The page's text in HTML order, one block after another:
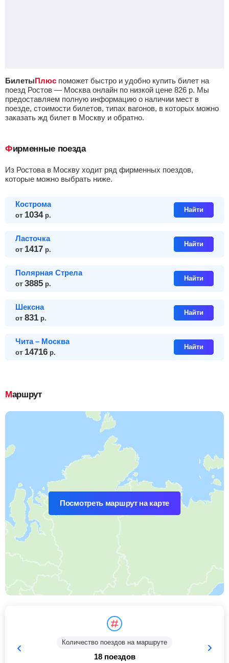
БилетыПлюс поможет быстро и удобно купить билет на
поезд Ростов — Москва онлайн по низкой цене 826 р. Мы
предоставляем полную информацию о наличии мест в
поезде, стоимости билетов, типах вагонов, в которых можно
заказать жд билет в Москву и обратно.
Фирменные поезда
из Ростова в Москву ходит ряд фирменных поездов,
которые можно выбрать ниже.
Кострома
от 1034 р.
Найти
Ласточка
от 1417 р.
Найти
Полярная Стрела
от 3885 р.
Найти
Шексна
от 831 р.
Найти
Чита – Москва
от 14716 р.
Найти
Маршрут
Посмотреть маршрут на карте
Количество поездов на маршруте
18 поездов